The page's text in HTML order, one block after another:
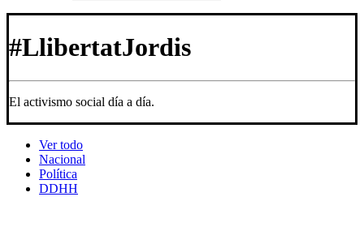
#LlibertatJordis
El activismo social día a día.
Ver todo
Nacional
Política
DDHH